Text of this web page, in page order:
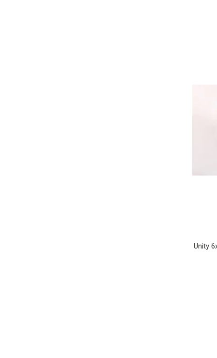
Unity